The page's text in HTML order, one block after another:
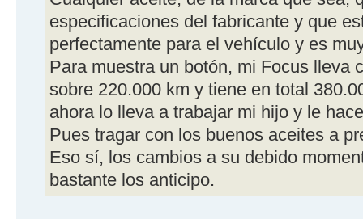
especificaciones del fabricante y que
perfectamente para el vehículo y es
Para muestra un botón, mi Focus lleva
sobre 220.000 km y tiene en total
ahora lo lleva a trabajar mi hijo y le
Pues tragar con los buenos aceites a
Eso sí, los cambios a su debido
bastante los anticipo.